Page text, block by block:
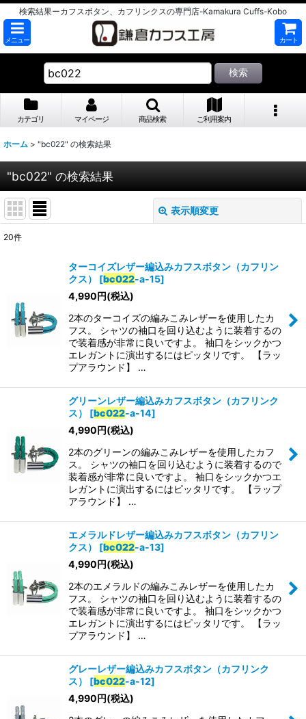
検索結果ーカフスボタン、カフリンクスの専門店-Kamakura Cuffs-Kobo
メニュー カート
検索
カテゴリ マイページ 商品検索 ご利用案内
ホーム > "bc022" の検索結果
"bc022" の検索結果
表示順変更
並び順:
絞り込む
20件
ターコイズレザー編込みカフスボタン（カフリン
クス）
[bc022-a-15]
4,990円(税込)
2本のターコイズの編みこみレザーを使用したカ
フス。 シャツの袖口を回り込むように装着するの
で装着感が非常に良いですよ。 袖口をシックかつ
エレガントに演出するにはピッタリです。 【ラッ
プアラウンド】 …
グリーンレザー編込みカフスボタン（カフリンク
ス）
[bc022-a-14]
4,990円(税込)
2本のグリーンの編みこみレザーを使用したカフ
ス。 シャツの袖口を回り込むように装着するので
装着感が非常に良いですよ。 袖口をシックかつエ
レガントに演出するにはピッタリです。 【ラップ
アラウンド】 …
エメラルドレザー編込みカフスボタン（カフリン
クス）
[bc022-a-13]
4,990円(税込)
2本のエメラルドの編みこみレザーを使用したカ
フス。 シャツの袖口を回り込むように装着するの
で装着感が非常に良いですよ。 袖口をシックかつ
エレガントに演出するにはピッタリです。 【ラッ
プアラウンド】 …
グレーレザー編込みカフスボタン（カフリンク
ス）
[bc022-a-12]
4,990円(税込)